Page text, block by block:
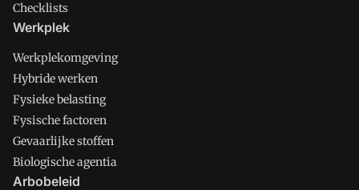
Checklists
Werkplek
Werkplekomgeving
Hybride werken
Fysieke belasting
Fysische factoren
Gevaarlijke stoffen
Biologische agentia
Arbobeleid